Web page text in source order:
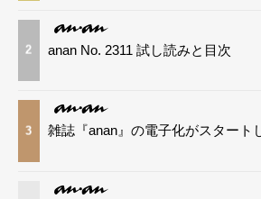
2 anan No. 2311 試し読みと目次
3 雑誌『anan』の電子化がスタート